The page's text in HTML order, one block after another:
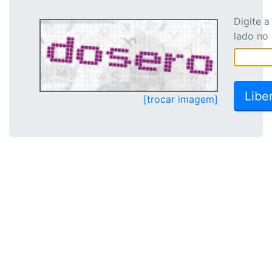
[trocar imagem]
Digite
lado no